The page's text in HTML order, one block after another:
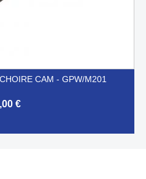
CAM - GPW/M201
€